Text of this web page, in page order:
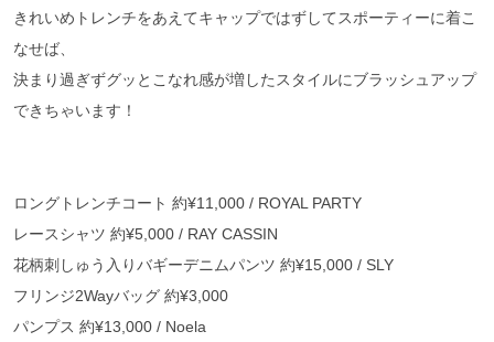
きれいめトレンチをあえてキャップではずしてスポーティーに着こ
なせば、
決まり過ぎずグッとこなれ感が増したスタイルにブラッシュアップ
できちゃいます！
ロングトレンチコート 約¥11,000 / ROYAL PARTY
レースシャツ 約¥5,000 / RAY CASSIN
花柄刺しゅう入りバギーデニムパンツ 約¥15,000 / SLY
フリンジ2Wayバッグ 約¥3,000
パンプス 約¥13,000 / Noela